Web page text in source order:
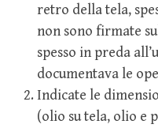
retro della tela,
non sono firmate
spesso in preda
documentava le
Indicate le
(olio su tela, olio e